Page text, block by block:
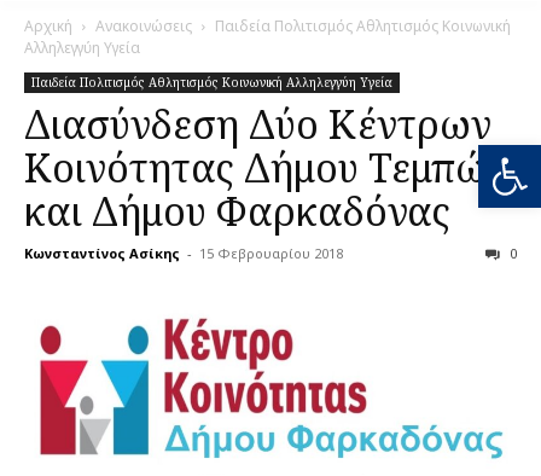
Αρχική Ανακοινώσεις
Παιδεία Πολιτισμός Αθλητισμός Κοινωνική
Αλληλεγγύη Υγεία
Παιδεία Πολιτισμός Αθλητισμός Κοινωνική Αλληλεγγύη Υγεία
Διασύνδεση Δύο Κέντρων
Κοινότητας Δήμου Τεμπών
και Δήμου Φαρκαδόνας
Κωνσταντίνος Ασίκης - 15 Φεβρουαρίου 2018 0